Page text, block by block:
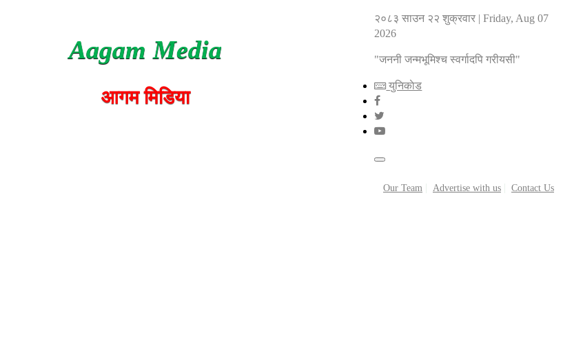
Aagam Media
आगम मिडिया
Our Team Advertise with us Contact Us
२०८३ साउन २२ शुक्रवार |Friday, Aug 07
2026
"जननी जन्मभूमिश्च स्वर्गादपि गरीयसी"
युनिकाेड